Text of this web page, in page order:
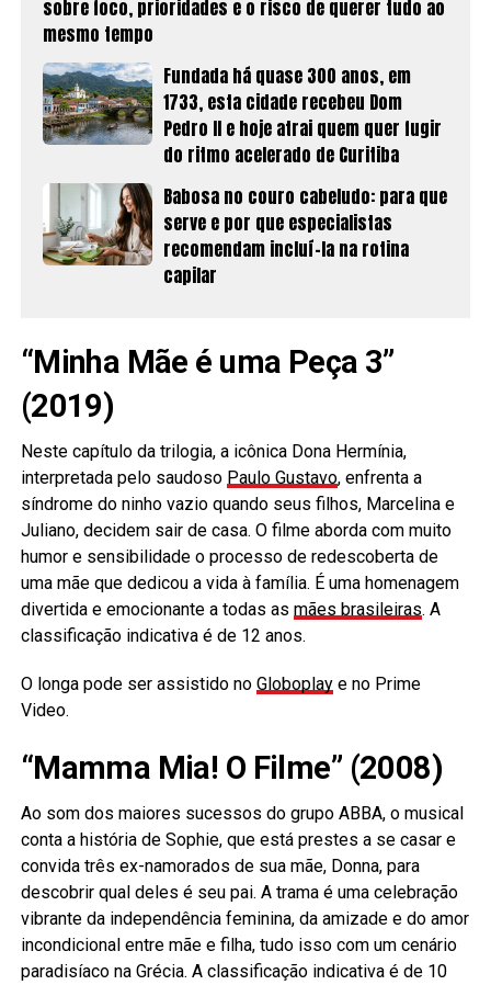
sobre foco, prioridades e o risco de querer tudo ao
mesmo tempo
Fundada há quase 300 anos, em
1733, esta cidade recebeu Dom
Pedro II e hoje atrai quem quer fugir
do ritmo acelerado de Curitiba
Babosa no couro cabeludo: para que
serve e por que especialistas
recomendam incluí-la na rotina
capilar
“Minha Mãe é uma Peça 3”
(2019)
Neste capítulo da trilogia, a icônica Dona Hermínia,
interpretada pelo saudoso Paulo Gustavo, enfrenta a
síndrome do ninho vazio quando seus filhos, Marcelina e
Juliano, decidem sair de casa. O filme aborda com muito
humor e sensibilidade o processo de redescoberta de
uma mãe que dedicou a vida à família. É uma homenagem
divertida e emocionante a todas as mães brasileiras. A
classificação indicativa é de 12 anos.
O longa pode ser assistido no Globoplaye no Prime
Video.
“Mamma Mia! O Filme” (2008)
Ao som dos maiores sucessos do grupo ABBA, o musical
conta a história de Sophie, que está prestes a se casar e
convida três ex-namorados de sua mãe, Donna, para
descobrir qual deles é seu pai. A trama é uma celebração
vibrante da independência feminina, da amizade e do amor
incondicional entre mãe e filha, tudo isso com um cenário
paradisíaco na Grécia. A classificação indicativa é de 10